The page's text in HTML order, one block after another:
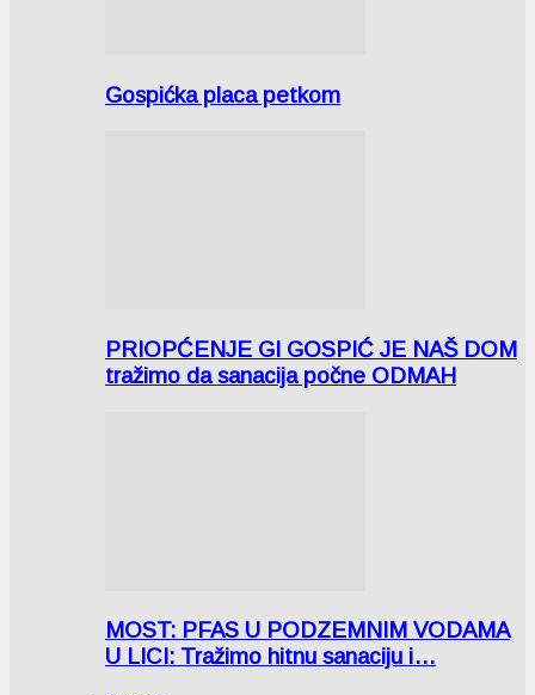
Gospićka placa petkom
PRIOPĆENJE GI GOSPIĆ JE NAŠ DOM
tražimo da sanacija počne ODMAH
MOST: PFAS U PODZEMNIM VODAMA
U LICI: Tražimo hitnu sanaciju i…